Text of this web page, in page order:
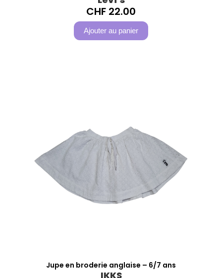
CHF 22.00
Ajouter au panier
Jupe en broderie anglaise – 6/7 ans
IKKS